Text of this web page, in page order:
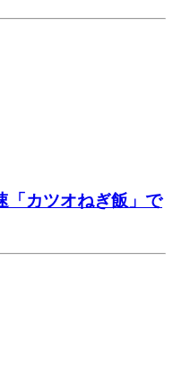
カツオねぎ飯」で